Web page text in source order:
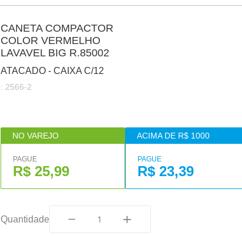
CANETA COMPACTOR
COLOR VERMELHO
LAVAVEL BIG R.85002
ATACADO - CAIXA C/12
: 2566-2
NO VAREJO
PAGUE
R$ 25,99
ACIMA DE R$ 1000
PAGUE
R$ 23,39
Quantidade